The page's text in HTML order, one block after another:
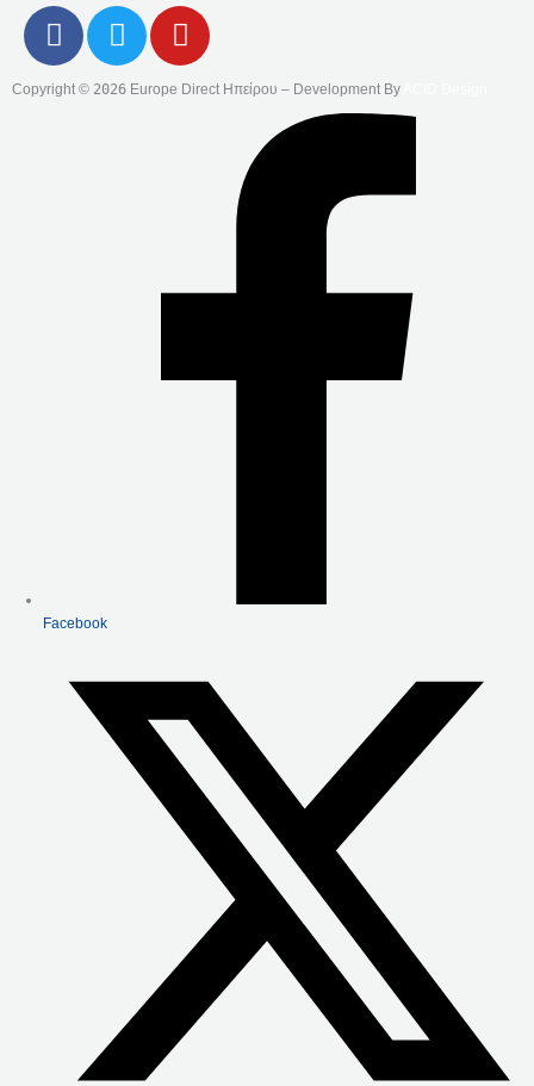
F
A
C
E
T
W
I
Y
O
U
Copyright © 2026 Europe Direct Ηπείρου – Development By
Facebook